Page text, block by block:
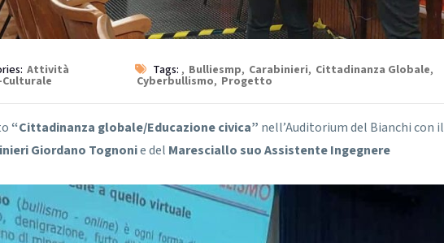
Attività Tags: , Bulliesmp, Carabinieri, Cittadinanza Globale,
Cyberbullismo, Progetto
“Cittadinanza globale/Educazione civica” nell’Auditorium del Bianchi con il
Giordano Tognonie del Maresciallo suo Assistente Ingegnere